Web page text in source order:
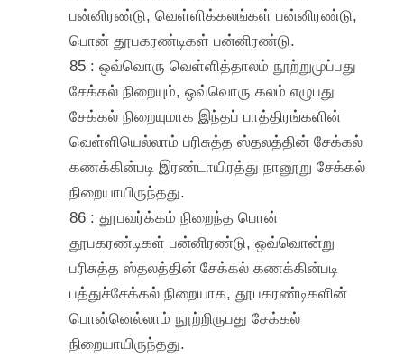
பன்னிரண்டு, வெள்ளிக்கலங்கள் பன்னிரண்டு,
பொன் தூபகரண்டிகள் பன்னிரண்டு.
85 : ஒவ்வொரு வெள்ளித்தாலம் நூற்றுமுப்பது
சேக்கல் நிறையும், ஒவ்வொரு கலம் எழுபது
சேக்கல் நிறையுமாக இந்தப் பாத்திரங்களின்
வெள்ளியெல்லாம் பரிசுத்த ஸ்தலத்தின் சேக்கல்
கணக்கின்படி இரண்டாயிரத்து நானூறு சேக்கல்
நிறையாயிருந்தது.
86 : தூபவர்க்கம் நிறைந்த பொன்
தூபகரண்டிகள் பன்னிரண்டு, ஒவ்வொன்று
பரிசுத்த ஸ்தலத்தின் சேக்கல் கணக்கின்படி
பத்துச்சேக்கல் நிறையாக, தூபகரண்டிகளின்
பொன்னெல்லாம் நூற்றிருபது சேக்கல்
நிறையாயிருந்தது.